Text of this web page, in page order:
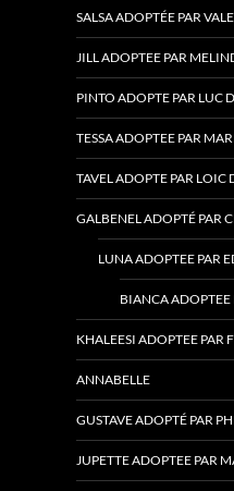
SALSA ADOPTÉE PAR
JILL ADOPTEE PAR
PINTO ADOPTE PAR LUC
TESSA ADOPTEE PAR
TAVEL ADOPTE PAR LOIC
GALBENEL ADOPTÉ PAR
LUNA ADOPTEE PAR
BIANCA ADOPTEE
KHALEESI ADOPTEE PAR
ANNABELLE
GUSTAVE ADOPTÉ PAR
JUPETTE ADOPTEE PAR